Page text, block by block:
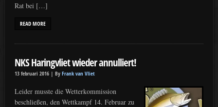
Rat bei […]
READ MORE
NKS Haringvliet wieder annulliert!
13 februari 2016 | By Frank van Vliet
Leider musste die Wetterkommission
beschließen, den Wettkampf 14. Februar zu